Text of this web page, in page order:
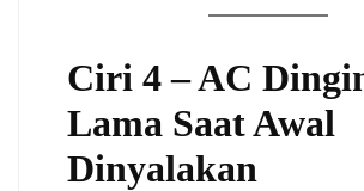
Ciri 4 – AC
Lama Saat Awal
Dinyalakan